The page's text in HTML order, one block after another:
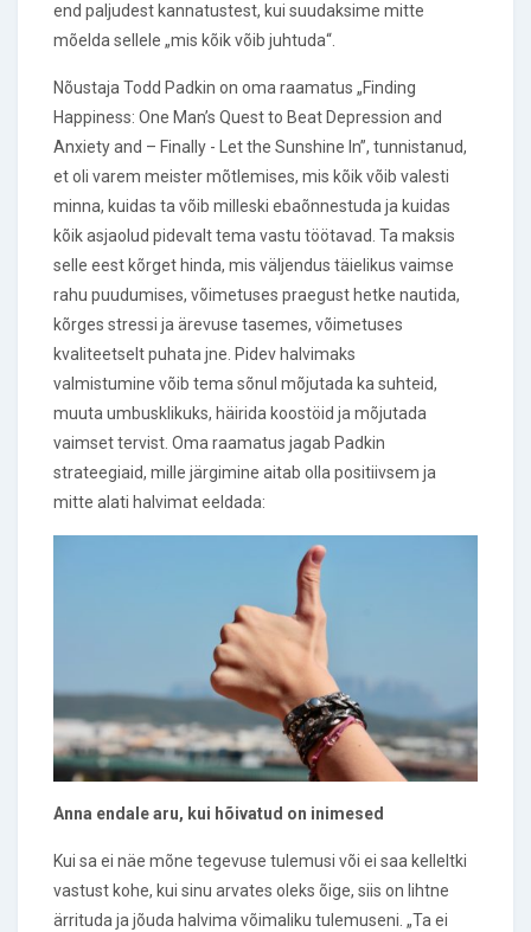
end paljudest kannatustest, kui suudaksime mitte
mõelda sellele „mis kõik võib juhtuda“.
Nõustaja Todd Padkin on oma raamatus „Finding
Happiness: One Man’s Quest to Beat Depression and
Anxiety and – Finally - Let the Sunshine In”, tunnistanud,
et oli varem meister mõtlemises, mis kõik võib valesti
minna, kuidas ta võib milleski ebaõnnestuda ja kuidas
kõik asjaolud pidevalt tema vastu töötavad. Ta maksis
selle eest kõrget hinda, mis väljendus täielikus vaimse
rahu puudumises, võimetuses praegust hetke nautida,
kõrges stressi ja ärevuse tasemes, võimetuses
kvaliteetselt puhata jne. Pidev halvimaks
valmistumine võib tema sõnul mõjutada ka suhteid,
muuta umbusklikuks, häirida koostöid ja mõjutada
vaimset tervist. Oma raamatus jagab Padkin
strateegiaid, mille järgimine aitab olla positiivsem ja
mitte alati halvimat eeldada:
Anna endale aru, kui hõivatud on inimesed
Kui sa ei näe mõne tegevuse tulemusi või ei saa kelleltki
vastust kohe, kui sinu arvates oleks õige, siis on lihtne
ärrituda ja jõuda halvima võimaliku tulemuseni. „Ta ei